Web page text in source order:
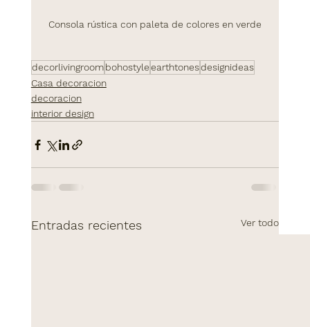
Consola rústica con paleta de colores en verde
decorlivingroom bohostyleearthtonesdesignideas
Casa decoracion
decoracion
interior design
Entradas recientes Ver todo